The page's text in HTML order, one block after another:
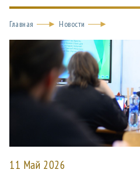
Главная Новости
11 Май 2026